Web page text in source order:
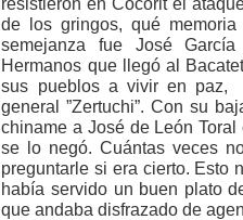
de los gringos, qué
semejanza fue José
Hermanos que llegó al
sus pueblos a vivir en paz,
general ”Zertuchi”. Con su
chiname a José de León
se lo negó. Cuántas veces
preguntarle si era cierto. Esto
había servido un buen plato
que andaba disfrazado de